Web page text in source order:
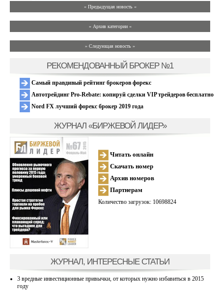
« Предыдущая новость «
» Архив категории «
» Следующая новость »
РЕКОМЕНДОВАННЫЙ БРОКЕР №1
Самый правдивый рейтинг брокеров форекс
Автотрейдинг Pro-Rebate: копируй сделки VIP трейдеров бесплатно
Nord FX лучший форекс брокер 2019 года
ЖУРНАЛ «БИРЖЕВОЙ ЛИДЕР»
Читать онлайн
Скачать номер
Архив номеров
Партнерам
Количество загрузок: 10698824
ЖУРНАЛ, ИНТЕРЕСНЫЕ СТАТЬИ
3 вредные инвестиционные привычки, от которых нужно избавиться в 2015
году